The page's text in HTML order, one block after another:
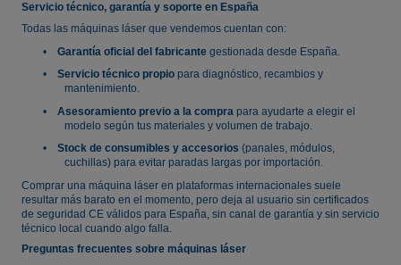
Servicio técnico, garantía y soporte en España
Todas las máquinas láser que vendemos cuentan con:
•
Garantía oficial del fabricante gestionada desde España.
•
Servicio técnico propio para diagnóstico, recambios y
mantenimiento.
•
Asesoramiento previo a la compra para ayudarte a elegir el
modelo según tus materiales y volumen de trabajo.
•
Stock de consumibles y accesorios (panales, módulos,
cuchillas) para evitar paradas largas por importación.
Comprar una máquina láser en plataformas internacionales suele
resultar más barato en el momento, pero deja al usuario sin certificados
de seguridad CE válidos para España, sin canal de garantía y sin servicio
técnico local cuando algo falla.
Preguntas frecuentes sobre máquinas láser